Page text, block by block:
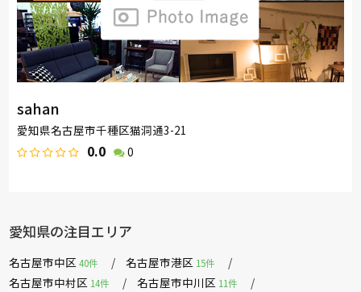
sahan
愛知県名古屋市千種区猫洞通3-21
0.0 0
愛知県の注目エリア
名古屋市中区40件 名古屋市港区 15件
名古屋市中村区 14件 名古屋市中川区 11件